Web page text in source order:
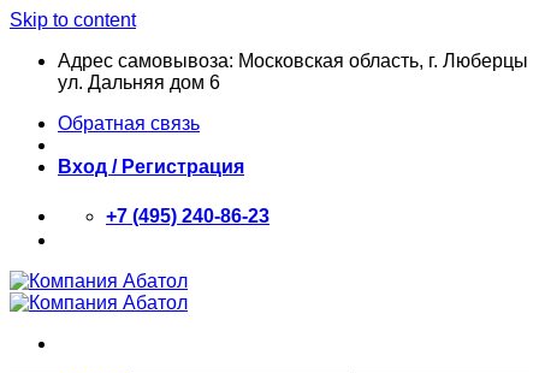
Skip to content
Адрес самовывоза: Московская область, г. Люберцы
ул. Дальняя дом 6
Обратная связь
Вход / Регистрация
+7 (495) 240-86-23